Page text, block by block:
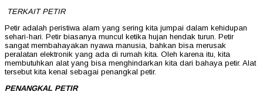
TERKAIT PETIR
Petir adalah peristiwa alam yang sering kita jumpai dalam kehidupan
sehari-hari. Petir biasanya muncul ketika hujan hendak turun. Petir
sangat membahayakan nyawa manusia, bahkan bisa merusak
peralatan elektronik yang ada di rumah kita. Oleh karena itu, kita
membutuhkan alat yang bisa menghindarkan kita dari bahaya petir. Alat
tersebut kita kenal sebagai penangkal petir.
PENANGKAL PETIR